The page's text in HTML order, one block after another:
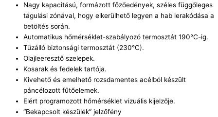
Nagy kapacitású, formázott főzőedények, széles függőleges
tágulási zónával, hogy elkerülhető legyen a hab lerakódása a
betöltés során.
Automatikus hőmérséklet-szabályozó termosztát 190°C-ig.
Tűzálló biztonsági termosztát (230°C).
Olajleeresztő szelepek.
Kosarak és fedelek tartója.
Kivehető és emelhető rozsdamentes acélból készült
páncélozott fűtőelemek.
Elért programozott hőmérséklet vizuális kijelzője.
“Bekapcsolt készülék” jelzőfény